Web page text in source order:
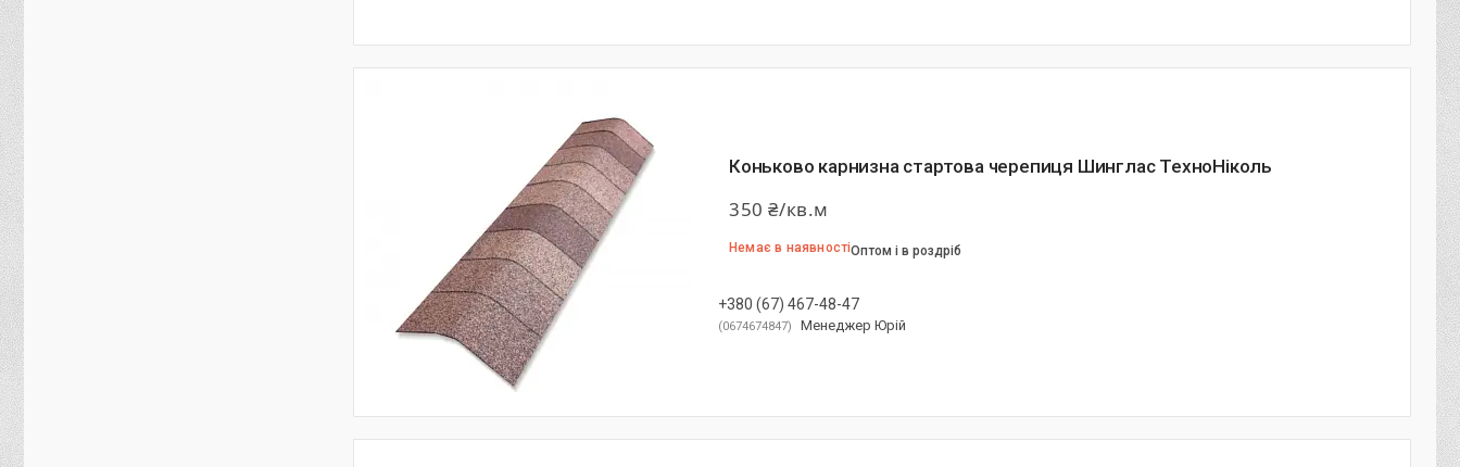
Коньково карнизна стартова черепиця Шинглас ТехноНіколь
350 ₴/кв.м
Немає в наявностіОптом і в роздріб
+380 (67) 467-48-47
0674674847 Менеджер Юрій